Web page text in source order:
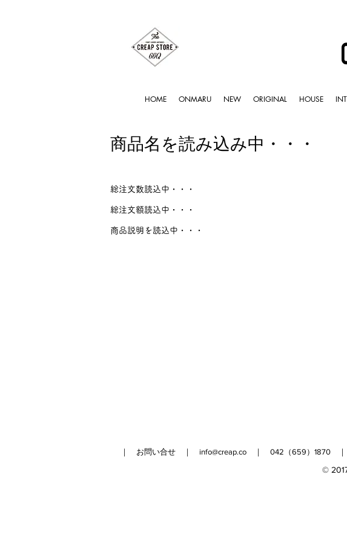
HOME ONMARU NEW ORIGINAL HOUSE
商品名を読み込み中・・・
総注文数読込中・・・
総注文額読込中・・・
商品説明を読込中・・・
｜ お問い合せ ｜ info@creap.co ｜ 042（659）1870 ｜
©